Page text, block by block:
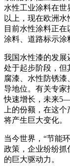
水性工业涂料在世
以上，现在欧洲水
目前水性涂料正
涂料、道路标示涂
我国水性漆的发展
处于起步阶段，但
腐漆、水性防锈
导地位。有关专家
快速增长，未来
上的份额，在这
将产生巨大变化。
当今世界，“节能
政策，企业纷纷抓
的巨大驱动力。